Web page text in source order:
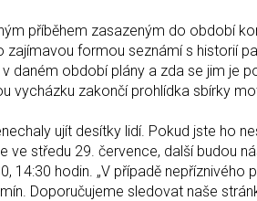
příběhem zasazeným do období
formou seznámí s historií
daném období plány a zda se jim je
vycházku zakončí prohlídka sbírky
ujít desítky lidí. Pokud jste ho
ve středu 29. července, další budou
14:30 hodin. „V případě nepříznivého
Doporučujeme sledovat naše